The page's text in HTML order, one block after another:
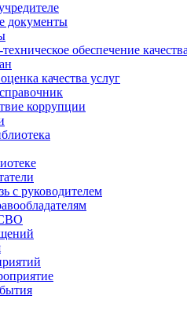
документы
обеспечение
качества услуг
коррупции
с руководителем